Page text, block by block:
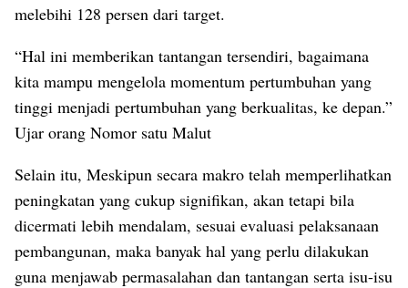
melebihi 128 persen dari target.
“Hal ini memberikan tantangan tersendiri, bagaimana
kita mampu mengelola momentum pertumbuhan yang
tinggi menjadi pertumbuhan yang berkualitas, ke depan.”
Ujar orang Nomor satu Malut
Selain itu, Meskipun secara makro telah memperlihatkan
peningkatan yang cukup signifikan, akan tetapi bila
dicermati lebih mendalam, sesuai evaluasi pelaksanaan
pembangunan, maka banyak hal yang perlu dilakukan
guna menjawab permasalahan dan tantangan serta isu-isu